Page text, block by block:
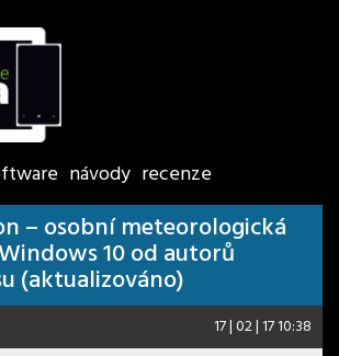
návody recenze
– osobní meteorologická
10 od autorů
(aktualizováno)
17 | 02 | 17 10:38